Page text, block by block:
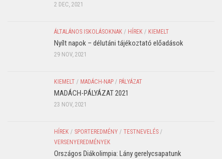
2 DEC, 2021
ÁLTALÁNOS ISKOLÁSOKNAK / HÍREK / KIEMELT
Nyílt napok – délutáni tájékoztató előadások
29 NOV, 2021
KIEMELT / MADÁCH-NAP / PÁLYÁZAT
MADÁCH-PÁLYÁZAT 2021
23 NOV, 2021
HÍREK / SPORTEREDMÉNY / TESTNEVELÉS /
VERSENYEREDMÉNYEK
Országos Diákolimpia: Lány gerelycsapatunk